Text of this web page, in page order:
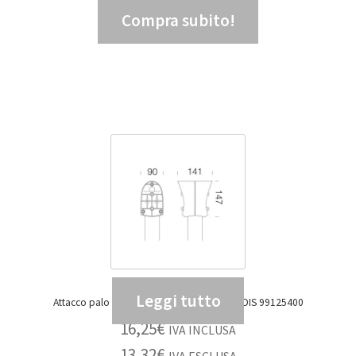
4,95€ IVA ESCLUSA
Compra subito!
Attacco palo doppio GARDEN 453 NERO – DIS 99125400
16,25€ IVA INCLUSA
Leggi tutto